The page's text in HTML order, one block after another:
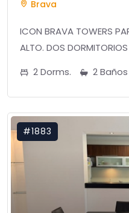
Brava
ICON BRAVA TOWERS
ALTO. DOS
2 Dorms.
2 Baños
#1883